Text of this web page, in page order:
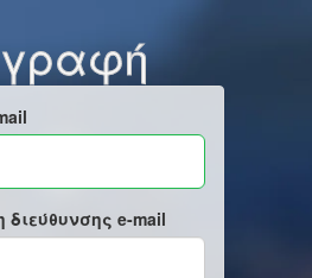
διεύθυνσης e-mail